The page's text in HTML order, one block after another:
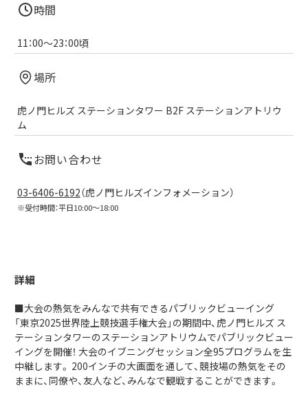
時間
11：00～23：00頃
場所
虎ノ門ヒルズ ステーションタワー B2F ステーションアトリウ
ム
お問い合わせ
03-6406-6192（虎ノ門ヒルズインフォメーション）
※受付時間：平日10:00～18:00
詳細
■大会の熱気をみんなで共有できるパブリックビューイング
「東京2025世界陸上競技選手権大会」の期間中、虎ノ門ヒルズ ス
テーションタワーのステーションアトリウムでパブリックビュー
イングを開催！ 大会のイブニングセッション全95プログラムを生
中継します。 200インチの大画面を通して、競技場の熱気をその
ままに、同僚や、友人など、みんなで観戦することができます。